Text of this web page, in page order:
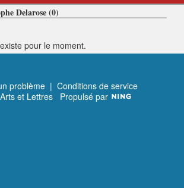
Delarose (0)
pour le moment.
problème | Conditions de service
et Lettres Propulsé par